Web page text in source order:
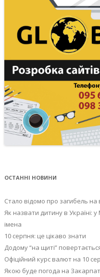
ОСТАННІ НОВИНИ
Стало відомо про загибель
Як назвати дитину в Україні: у
імена
10 серпня: це цікаво знати
Додому “на щиті”
Офіційний курс валют на 10
Якою буде погода на